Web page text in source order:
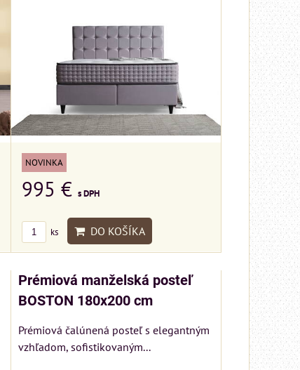
NOVINKA
995 €s DPH
ks DO KOŠÍKA
Prémiová manželská posteľ
BOSTON 180x200 cm
Prémiová čalúnená posteľ s elegantným
vzhľadom, sofistikovaným...